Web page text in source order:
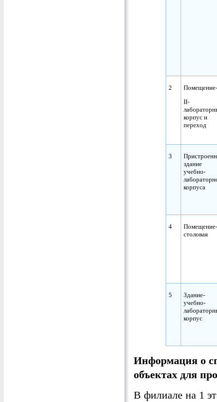
2 Помещение-
II-
корпус и
переход
3
здание
учебно-
корпуса
4
Помещение-
столовая
5
Здание-
учебно-
корпус
Информация о
объектах для
В филиале на 1